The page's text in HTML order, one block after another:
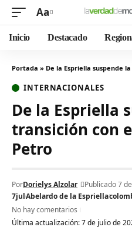
Aa
Inicio Destacado
Portada » De la Espriella suspende
INTERNACIONALES
De la Espriella
transición con
Petro
Última actualización: 7 de julio de
PorDorielys Alzolar
Publicado 7
7julAbelardo de la Espriella
No hay comentarios